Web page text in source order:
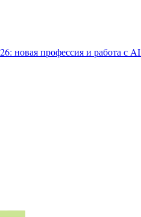
новая профессия и работа с AI